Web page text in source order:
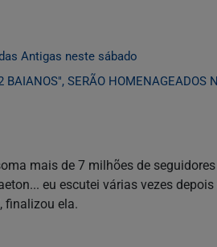
Antigas neste sábado
BAIANOS", SERÃO HOMENAGEADOS
mais de 7 milhões de
eu escutei várias vezes depois
finalizou ela.